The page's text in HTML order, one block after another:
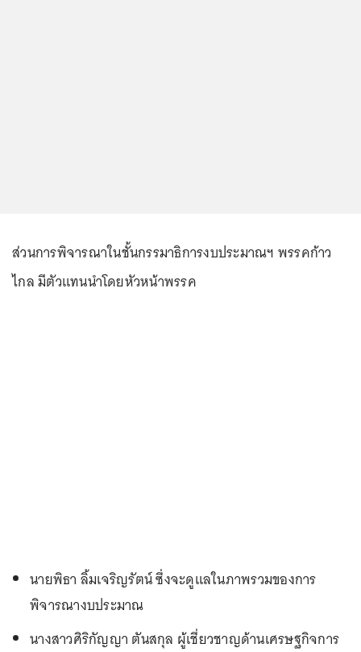
ส่วนการพิจารณาในชั้นกรรมาธิการงบประมาณฯ พรรคก้าว
ไกล มีตัวแทนนำโดยหัวหน้าพรรค
นายพิธา ลิ้มเจริญรัตน์ ซึ่งจะดูแลในภาพรวมของการ
พิจารณางบประมาณ
นางสาวศิริกัญญา ตันสกุล ผู้เชี่ยวชาญด้านเศรษฐกิจการ